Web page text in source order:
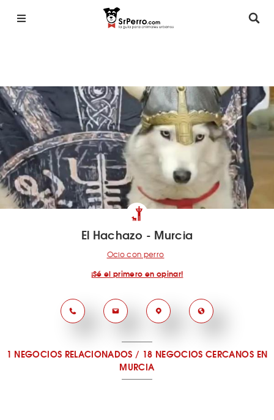
El Hachazo - Murcia
Ocio con perro
¡Sé el primero en opinar!
1 NEGOCIOS RELACIONADOS / 18 NEGOCIOS CERCANOS EN
MURCIA